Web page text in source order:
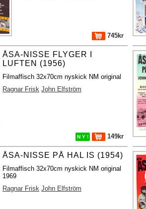
745kr
ÅSA-NISSE FLYGER I
LUFTEN (1956)
Filmaffisch 32x70cm nyskick NM original
Ragnar Frisk John Elfström
N Y ! 149kr
ÅSA-NISSE PÅ HAL IS (1954)
Filmaffisch 32x70cm nyskick NM original
1969
Ragnar Frisk John Elfström